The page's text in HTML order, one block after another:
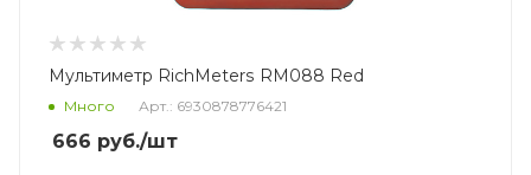
Мультиметр RichMeters RM088 Red
Много Арт.: 6930878776421
666 руб./шт